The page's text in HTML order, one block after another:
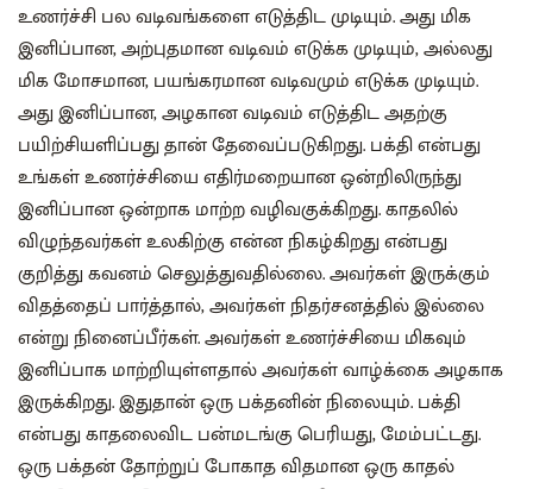
உணர்ச்சி பல வடிவங்களை எடுத்திட முடியும். அது மிக
இனிப்பான, அற்புதமான வடிவம் எடுக்க முடியும், அல்லது
மிக மோசமான, பயங்கரமான வடிவமும் எடுக்க முடியும்.
அது இனிப்பான, அழகான வடிவம் எடுத்திட அதற்கு
பயிற்சியளிப்பது தான் தேவைப்படுகிறது. பக்தி என்பது
உங்கள் உணர்ச்சியை எதிர்மறையான ஒன்றிலிருந்து
இனிப்பான ஒன்றாக மாற்ற வழிவகுக்கிறது. காதலில்
விழுந்தவர்கள் உலகிற்கு என்ன நிகழ்கிறது என்பது
குறித்து கவனம் செலுத்துவதில்லை. அவர்கள் இருக்கும்
விதத்தைப் பார்த்தால், அவர்கள் நிதர்சனத்தில் இல்லை
என்று நினைப்பீர்கள். அவர்கள் உணர்ச்சியை மிகவும்
இனிப்பாக மாற்றியுள்ளதால் அவர்கள் வாழ்க்கை அழகாக
இருக்கிறது. இதுதான் ஒரு பக்தனின் நிலையும். பக்தி
என்பது காதலைவிட பன்மடங்கு பெரியது, மேம்பட்டது.
ஒரு பக்தன் தோற்றுப் போகாத விதமான ஒரு காதல்